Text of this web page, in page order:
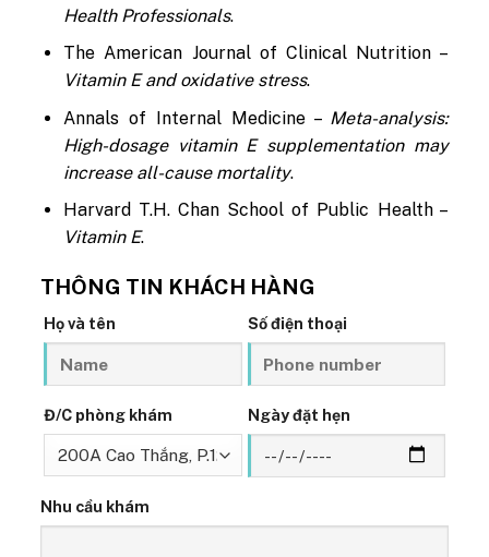
Health Professionals.
The American Journal of Clinical Nutrition –
Vitamin E and oxidative stress.
Annals of Internal Medicine – Meta-analysis:
High-dosage vitamin E supplementation may
increase all-cause mortality.
Harvard T.H. Chan School of Public Health –
Vitamin E.
THÔNG TIN KHÁCH HÀNG
Họ và tên Số điện thoại
Đ/C phòng khám Ngày đặt hẹn
Nhu cầu khám